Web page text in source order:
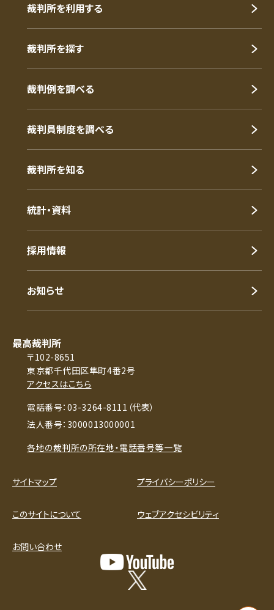
裁判所を利用する
裁判所を探す
裁判例を調べる
裁判員制度を調べる
裁判所を知る
統計・資料
採用情報
お知らせ
最高裁判所
〒102-8651
東京都千代田区隼町4番2号
アクセスはこちら
電話番号：03-3264-8111（代表）
法人番号：3000013000001
各地の裁判所の所在地・電話番号等一覧
サイトマップ プライバシーポリシー
このサイトについて ウェブアクセシビリティ
お問い合わせ